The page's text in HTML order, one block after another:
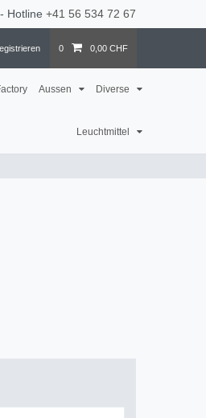
- Hotline +41 56 534 72 67
0 0,00 CHF
Aussen Diverse
Leuchtmittel